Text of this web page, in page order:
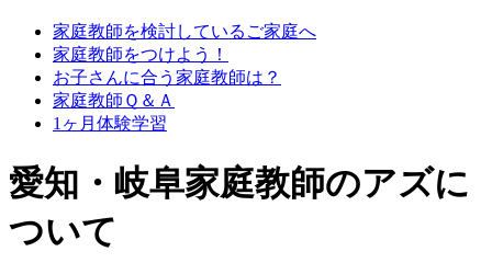
家庭教師を検討しているご家庭へ
家庭教師をつけよう！
お子さんに合う家庭教師は？
家庭教師Ｑ＆Ａ
1ヶ月体験学習
愛知・岐阜家庭教師のアズに
ついて